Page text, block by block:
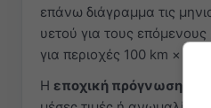
επάνω διάγραμμα τις
υετού για τους
για περιοχές 100 km × 100
Η εποχική πρόγνωση